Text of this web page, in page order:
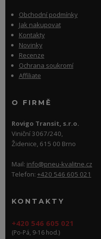
Obchodní podmínky
Jak nakupovat
Kontakty
Novinky
Recenze
Ochrana soukromí
Affiliate
O FIRMĚ
Rovigo Transit, s.r.o.
Viniční 3067/240,
Židenice, 615 00 Brno
Mail: info@pneu-kvalitne.cz
Telefon: +420 546 605 021
KONTAKTY
+420 546 605 021
(Po-Pá, 9-16 hod.)